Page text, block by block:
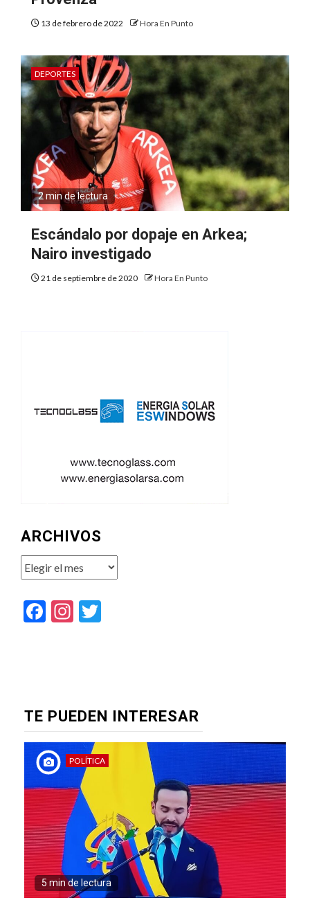
13 de febrero de 2022 Hora En Punto
DEPORTES
2 min de lectura
Escándalo por dopaje en Arkea;
Nairo investigado
21 de septiembre de 2020 Hora En Punto
ARCHIVOS
Archivos
Facebook
Instagram
TE PUEDEN INTERESAR
POLÍTICA
5 min de lectura